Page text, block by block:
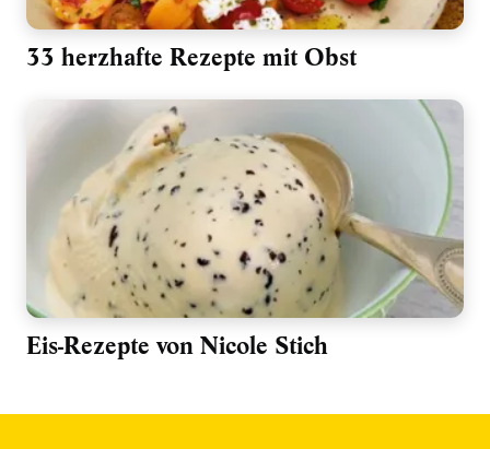
33 herzhafte Rezepte mit Obst
Eis-Rezepte von Nicole Stich